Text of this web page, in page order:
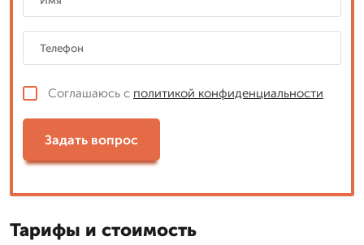
Соглашаюсь с политикой конфиденциальности
Задать вопрос
Тарифы и стоимость